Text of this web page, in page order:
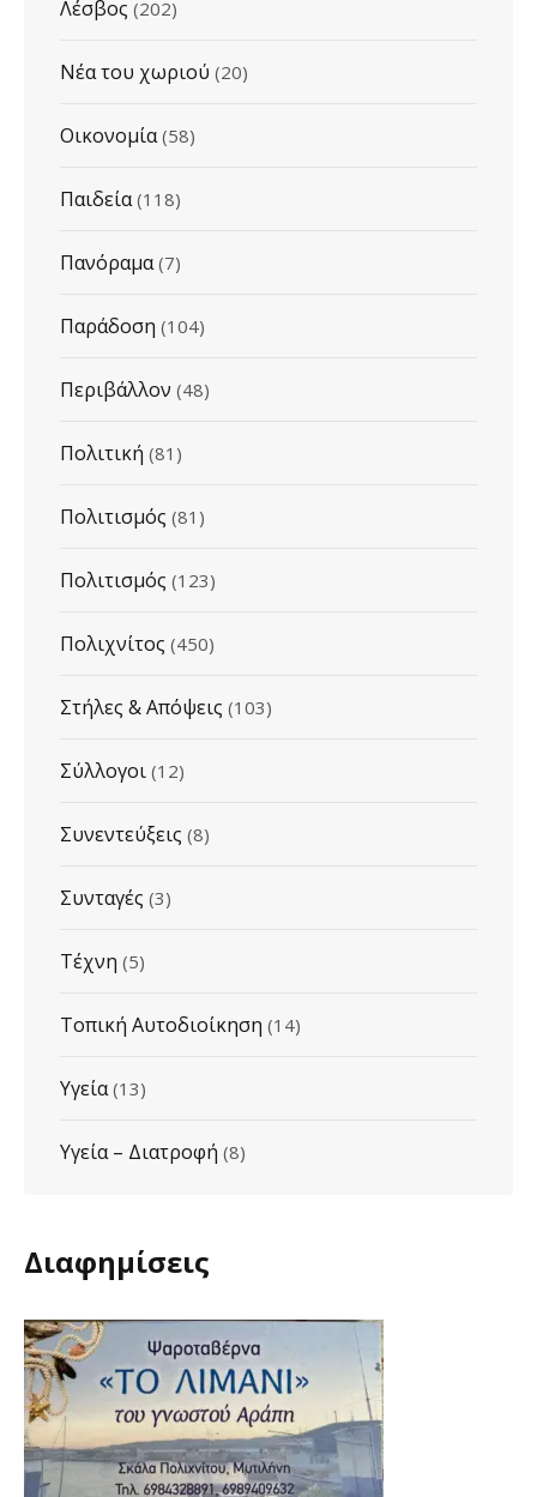
Λέσβος (202)
Νέα του χωριού (20)
Οικονομία(58)
Παιδεία(118)
Πανόραμα(7)
Παράδοση (104)
Περιβάλλον (48)
Πολιτική (81)
Πολιτισμός (81)
Πολιτισμός (123)
Πολιχνίτος (450)
Στήλες & Απόψεις (103)
Σύλλογοι (12)
Συνεντεύξεις (8)
Συνταγές (3)
Τέχνη (5)
Τοπική Αυτοδιοίκηση (14)
Υγεία(13)
Υγεία – Διατροφή (8)
Διαφημίσεις